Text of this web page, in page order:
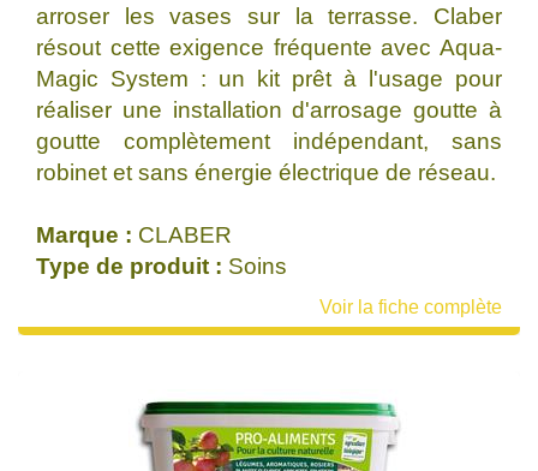
arroser les vases sur la terrasse. Claber
résout cette exigence fréquente avec Aqua-
Magic System : un kit prêt à l'usage pour
réaliser une installation d'arrosage goutte à
goutte complètement indépendant, sans
robinet et sans énergie électrique de réseau.
Marque : CLABER
Type de produit : Soins
Voir la fiche complète